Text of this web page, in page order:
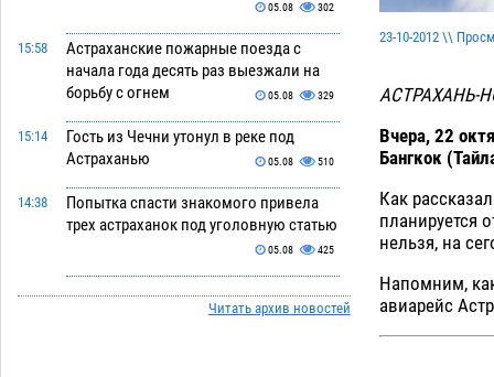
05.08 302
15:58
Астраханские пожарные поезда с
начала года десять раз выезжали на
борьбу с огнем
05.08 329
15:14
Гость из Чечни утонул в реке под
Астраханью
05.08 510
14:38
Попытка спасти знакомого привела
трех астраханок под уголовную статью
05.08 425
Тысяча четыреста астраханцев
пересели на электромобилиЧитать архив новостей
23-10-2012 \\
АСТРАХАНЬ-
Вчера, 22
Бангкок
Как
планируется
нельзя, на
Напомним,
авиарейс